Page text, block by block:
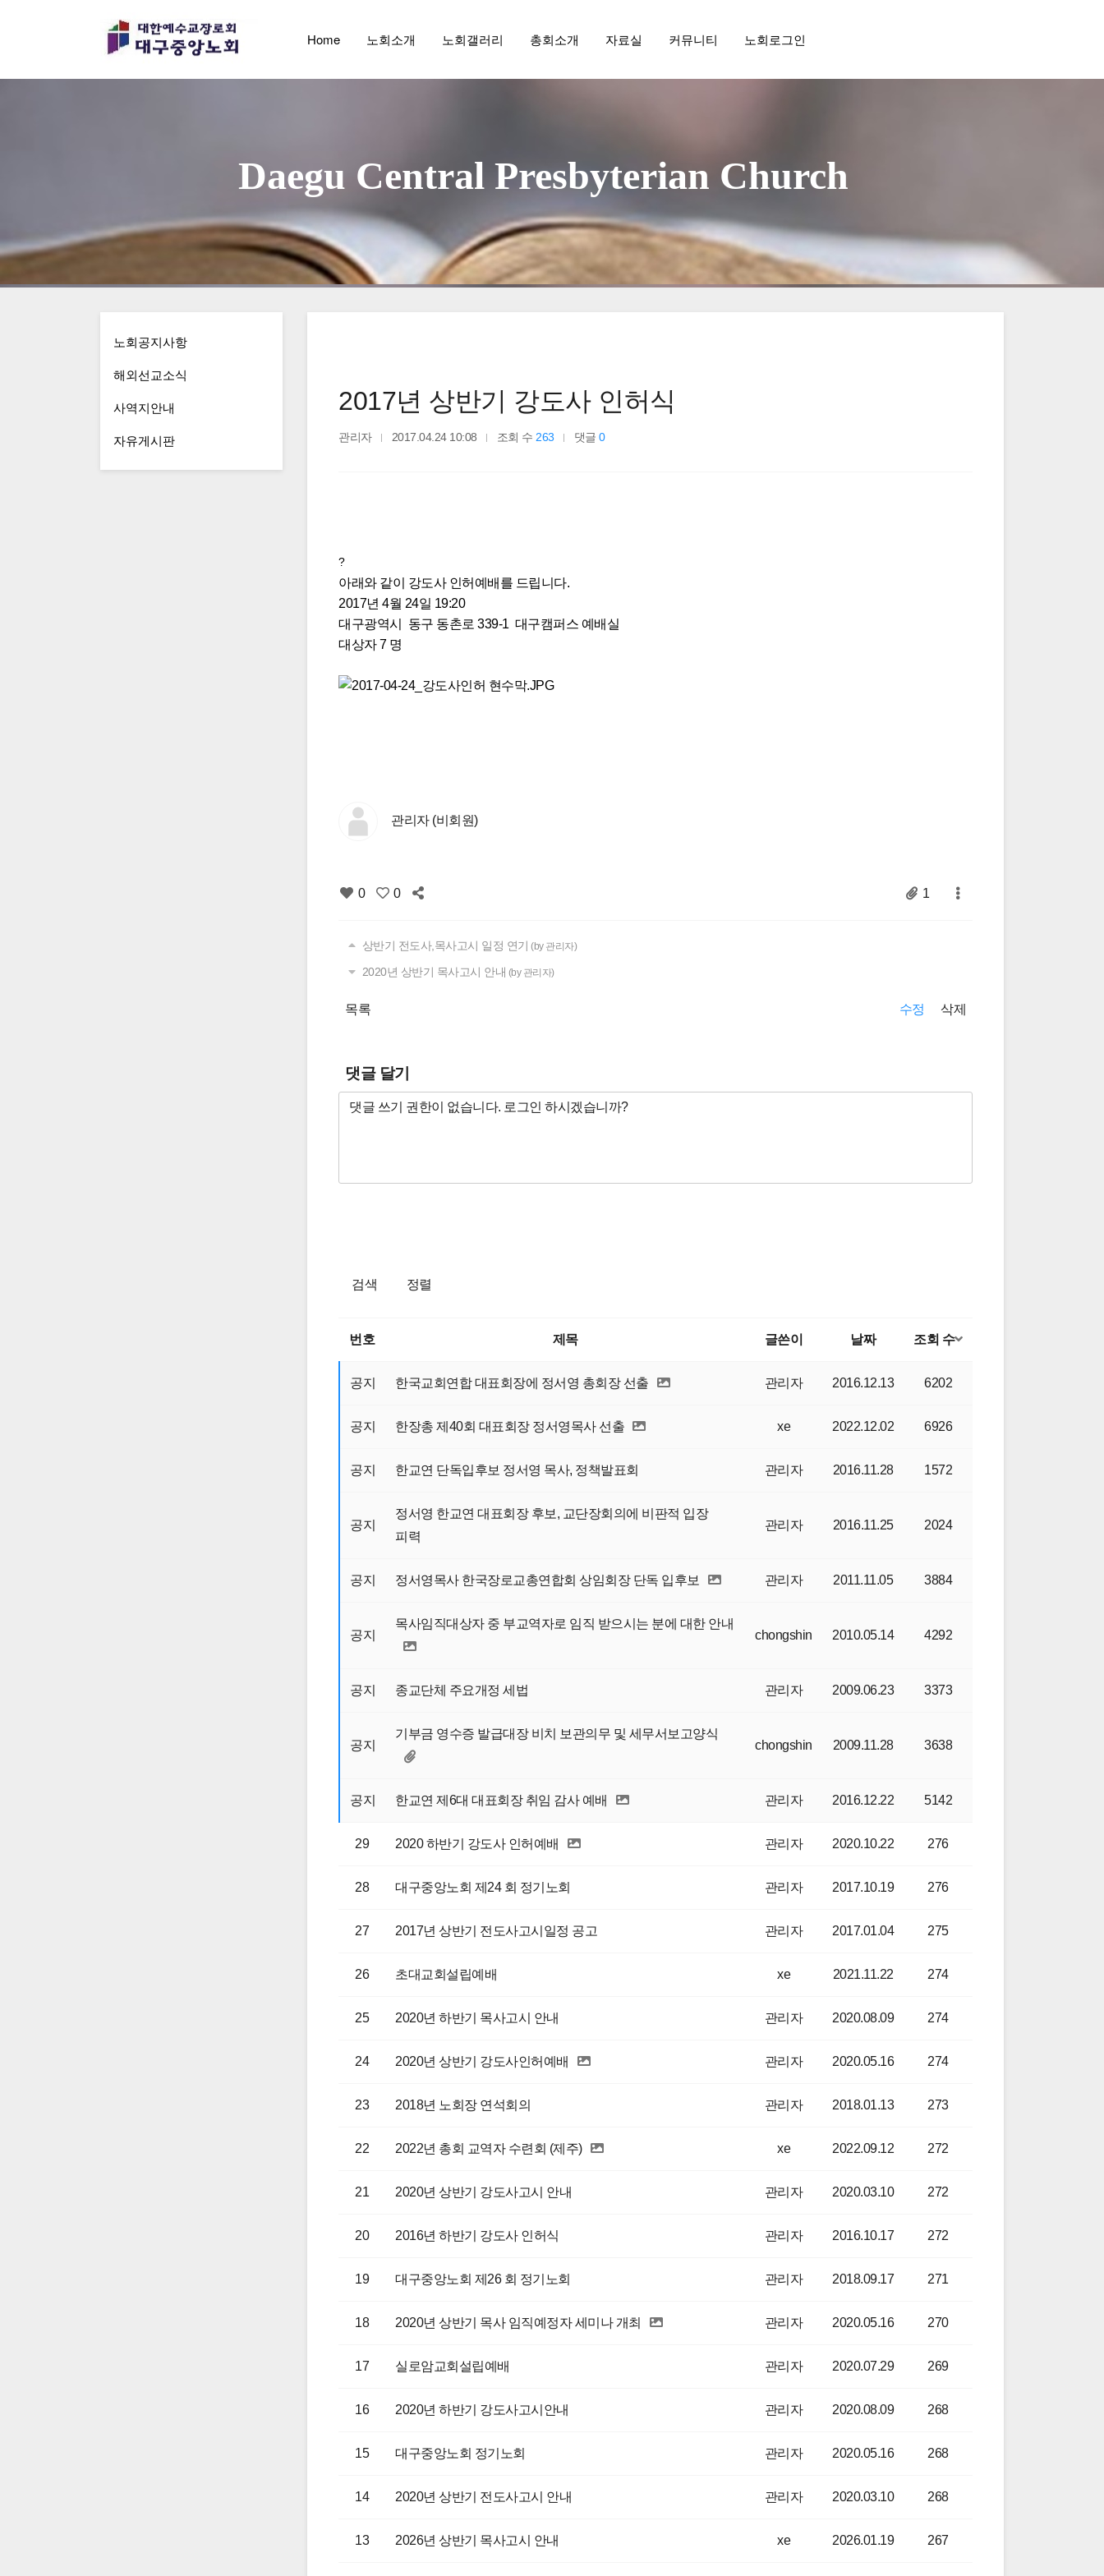
Home 노회소개 노회갤러리 총회소개 자료실 커뮤니티 노회로그인
                        Daegu Central Presbyterian Church
노회공지사항
해외선교소식
사역지안내
자유게시판
2017년 상반기 강도사 인허식
관리자 2017.04.24 10:08 조회 수263 댓글0
?
아래와 같이 강도사 인허예배를 드립니다.
2017년 4월 24일 19:20
대구광역시 동구 동촌로 339-1 대구캠퍼스 예배실
대상자 7 명
관리자 (비회원)
0 0 1
상반기 전도사,목사고시 일정 연기 (by 관리자)
2020년 상반기 목사고시 안내 (by 관리자)
목록 수정 삭제
댓글 달기
검색 정렬
번호 제목 글쓴이 날짜 조회 수
공지 한국교회연합 대표회장에 정서영 총회장 선출 관리자 2016.12.13 6202
공지 한장총 제40회 대표회장 정서영목사 선출 xe 2022.12.02 6926
공지 한교연 단독입후보 정서영 목사, 정책발표회 관리자 2016.11.28 1572
공지
정서영 한교연 대표회장 후보, 교단장회의에 비판적 입장
피력
관리자 2016.11.25 2024
공지 정서영목사 한국장로교총연합회 상임회장 단독 입후보 관리자 2011.11.05 3884
공지
목사임직대상자 중 부교역자로 임직 받으시는 분에 대한 안내
chongshin
2010.05.14 4292
공지 종교단체 주요개정 세법 관리자 2009.06.23 3373
공지
기부금 영수증 발급대장 비치 보관의무 및 세무서보고양식
chongshin
2009.11.28 3638
공지 한교연 제6대 대표회장 취임 감사 예배 관리자 2016.12.22 5142
29 2020 하반기 강도사 인허예배 관리자 2020.10.22 276
28 대구중앙노회 제24 회 정기노회 관리자 2017.10.19 276
27 2017년 상반기 전도사고시일정 공고 관리자 2017.01.04 275
26 초대교회설립예배 xe 2021.11.22 274
25 2020년 하반기 목사고시 안내 관리자 2020.08.09 274
24 2020년 상반기 강도사인허예배 관리자 2020.05.16 274
23 2018년 노회장 연석회의 관리자 2018.01.13 273
22 2022년 총회 교역자 수련회 (제주) xe 2022.09.12 272
21 2020년 상반기 강도사고시 안내 관리자 2020.03.10 272
20 2016년 하반기 강도사 인허식 관리자 2016.10.17 272
19 대구중앙노회 제26 회 정기노회 관리자 2018.09.17 271
18 2020년 상반기 목사 임직예정자 세미나 개최 관리자 2020.05.16 270
17 실로암교회설립예배 관리자 2020.07.29 269
16 2020년 하반기 강도사고시안내 관리자 2020.08.09 268
15 대구중앙노회 정기노회 관리자 2020.05.16 268
14 2020년 상반기 전도사고시 안내 관리자 2020.03.10 268
13 2026년 상반기 목사고시 안내 xe 2026.01.19 267